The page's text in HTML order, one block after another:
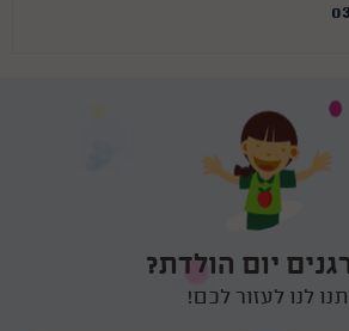
יום הולדת?
תנו לנו לעזור לכם!